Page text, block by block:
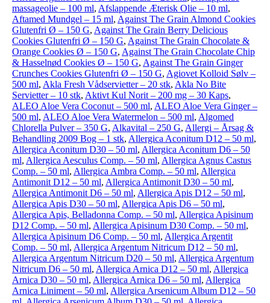
massageolie – 100 ml, Afslappende Æterisk Olie – 10 ml,
Aftamed Mundgel – 15 ml, Against The Grain Almond Cookies
Glutenfri Ø – 150 G, Against The Grain Berry Delicious
Cookies Glutenfri Ø – 150 G, Against The Grain Chocolate &
Orange Cookies Ø – 150 G, Against The Grain Chocolate Chip
& Hasselnød Cookies Ø – 150 G, Against The Grain Ginger
Crunches Cookies Glutenfri Ø – 150 G, Agiovet Kolloid Sølv –
500 ml, Akla Fresh Vådservietter – 20 stk, Akla No Bite
Servietter – 10 stk, Aktivt Kul Norit – 200 mg – 30 Kaps,
ALEO Aloe Vera Coconut – 500 ml, ALEO Aloe Vera Ginger –
500 ml, ALEO Aloe Vera Watermelon – 500 ml, Algomed
Chlorella Pulver – 350 G, Alkavital – 250 G, Allergi – Årsag &
Behandling 2009 Bog – 1 stk, Allergica Aconitum D12 – 50 ml,
Allergica Aconitum D30 – 50 ml, Allergica Aconitum D6 – 50
ml, Allergica Aesculus Comp. – 50 ml, Allergica Agnus Castus
Comp. – 50 ml, Allergica Ambra Comp. – 50 ml, Allergica
Antimonit D12 – 50 ml, Allergica Antimonit D30 – 50 ml,
Allergica Antimonit D6 – 50 ml, Allergica Apis D12 – 50 ml,
Allergica Apis D30 – 50 ml, Allergica Apis D6 – 50 ml,
Allergica Apis, Belladonna Comp. – 50 ml, Allergica Apisinum
D12 Comp. – 50 ml, Allergica Apisinum D30 Comp. – 50 ml,
Allergica Apisinum D6 Comp. – 50 ml, Allergica Argentit
Comp. – 50 ml, Allergica Argentum Nitricum D12 – 50 ml,
Allergica Argentum Nitricum D20 – 50 ml, Allergica Argentum
Nitricum D6 – 50 ml, Allergica Arnica D12 – 50 ml, Allergica
Arnica D30 – 50 ml, Allergica Arnica D6 – 50 ml, Allergica
Arnica Liniment – 50 ml, Allergica Arsenicum Album D12 – 50